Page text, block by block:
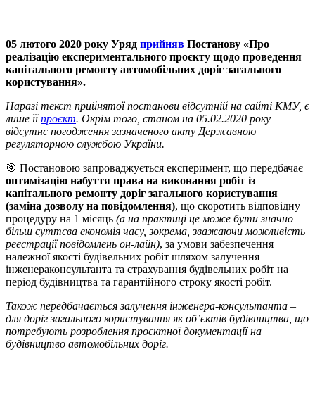
05 лютого 2020 року Уряд прийняв Постанову «Про
реалізацію експериментального проєкту щодо проведення
капітального ремонту автомобільних доріг загального
користування».
Наразі текст прийнятої постанови відсутній на сайті КМУ, є
лише їїпроєкт. Окрім того, станом на 05.02.2020 року
відсутнє погодження зазначеного акту Державною
регуляторною службою України.
🎯 Постановою запроваджується експеримент, що передбачає
оптимізацію набуття права на виконання робіт із
капітального ремонту доріг загального користування
(заміна дозволу на повідомлення), що скоротить відповідну
процедуру на 1 місяць (а на практиці це може бути значно
більш суттєва економія часу, зокрема, зважаючи можливість
реєстрації повідомлень он-лайн), за умови забезпечення
належної якості будівельних робіт шляхом залучення
інженераконсультанта та страхування будівельних робіт на
період будівництва та гарантійного строку якості робіт.
Також передбачається залучення інженера-консультанта –
для доріг загального користування як об’єктів будівництва, що
потребують розроблення проєктної документації на
будівництво автомобільних доріг.